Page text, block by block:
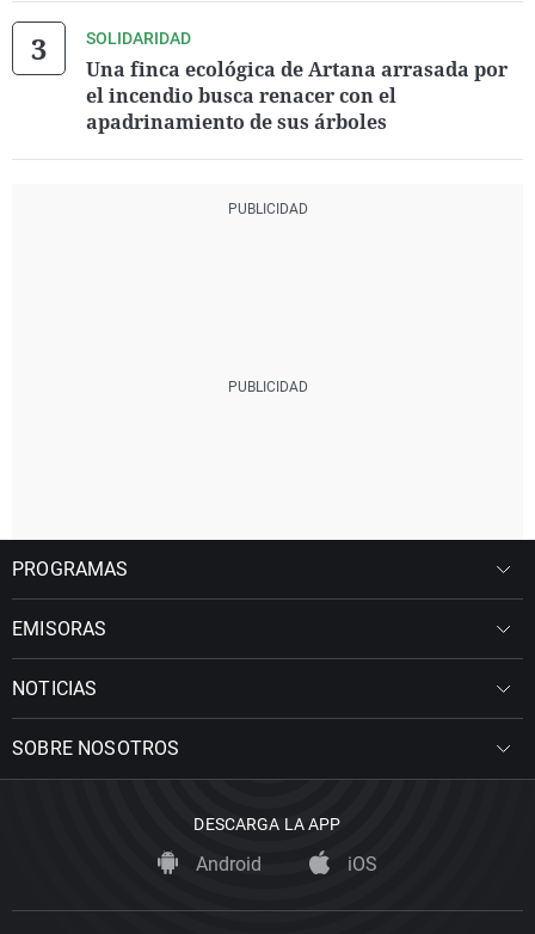
SOLIDARIDAD
Una finca ecológica de Artana arrasada por
el incendio busca renacer con el
apadrinamiento de sus árboles
PROGRAMAS
EMISORAS
NOTICIAS
SOBRE NOSOTROS
DESCARGA LA APP
Android iOS